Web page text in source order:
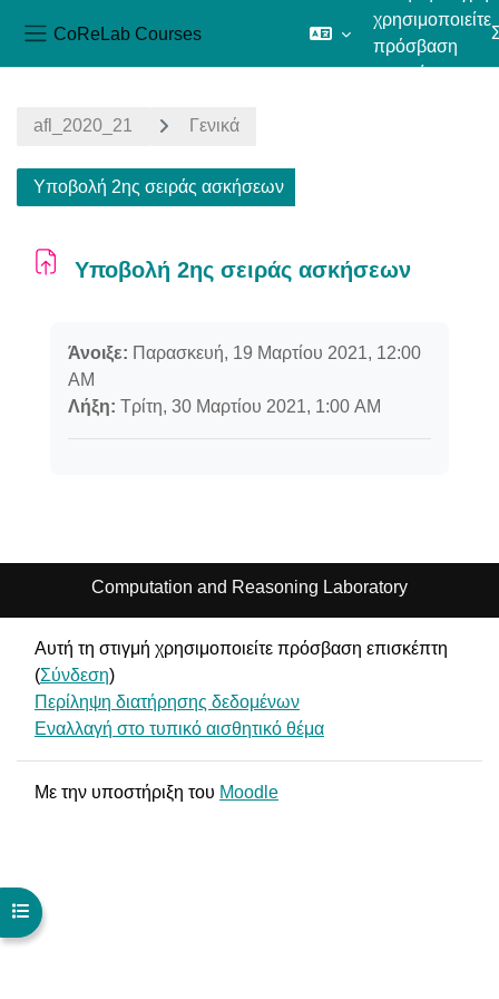
CoReLab Courses
χρησιμοποιείτε
πρόσβαση
επισκέπτη
Άνοιγμα ευρετηρίου μαθήματος
afl_2020_21 Γενικά
Υποβολή 2ης σειράς ασκήσεων
Υποβολή 2ης σειράς ασκήσεων
Άνοιξε: Παρασκευή, 19 Μαρτίου 2021, 12:00
AM
Λήξη: Τρίτη, 30 Μαρτίου 2021, 1:00 AM
Computation and Reasoning Laboratory
Αυτή τη στιγμή χρησιμοποιείτε πρόσβαση επισκέπτη
(Σύνδεση)
Περίληψη διατήρησης δεδομένων
Εναλλαγή στο τυπικό αισθητικό θέμα
Με την υποστήριξη του Moodle